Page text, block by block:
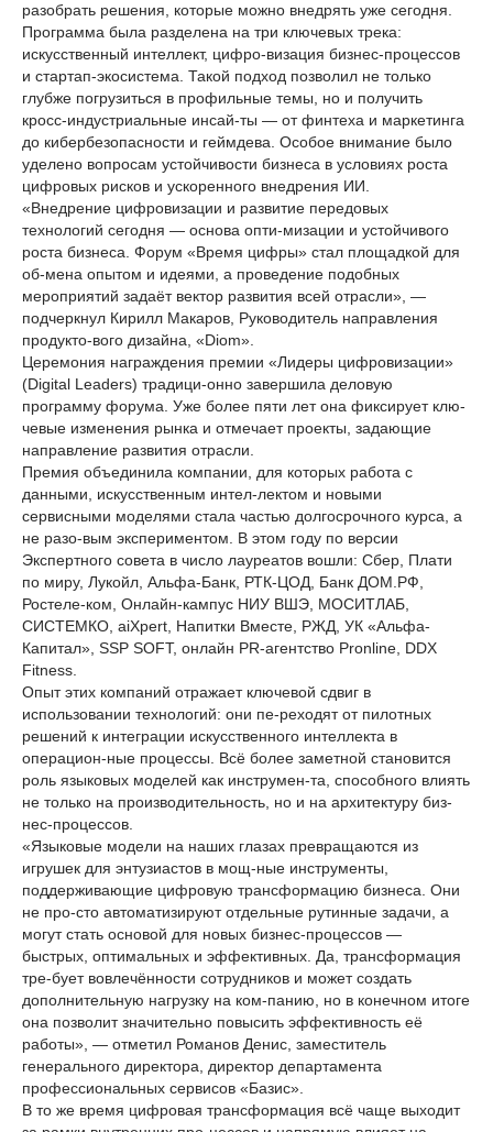
разобрать решения, которые можно внедрять уже сегодня.
Программа была разделена на три ключевых трека:
искусственный интеллект, цифро-визация бизнес‑процессов
и стартап‑экосистема. Такой подход позволил не только
глубже погрузиться в профильные темы, но и получить
кросс‑индустриальные инсай-ты — от финтеха и маркетинга
до кибербезопасности и геймдева. Особое внимание было
уделено вопросам устойчивости бизнеса в условиях роста
цифровых рисков и ускоренного внедрения ИИ.
«Внедрение цифровизации и развитие передовых
технологий сегодня — основа опти-мизации и устойчивого
роста бизнеса. Форум «Время цифры» стал площадкой для
об-мена опытом и идеями, а проведение подобных
мероприятий задаёт вектор развития всей отрасли», —
подчеркнул Кирилл Макаров, Руководитель направления
продукто-вого дизайна, «Diom».
Церемония награждения премии «Лидеры цифровизации»
(Digital Leaders) традици-онно завершила деловую
программу форума. Уже более пяти лет она фиксирует клю-
чевые изменения рынка и отмечает проекты, задающие
направление развития отрасли.
Премия объединила компании, для которых работа с
данными, искусственным интел-лектом и новыми
сервисными моделями стала частью долгосрочного курса, а
не разо-вым экспериментом. В этом году по версии
Экспертного совета в число лауреатов вошли: Сбер, Плати
по миру, Лукойл, Альфа-Банк, РТК-ЦОД, Банк ДОМ.РФ,
Ростеле-ком, Онлайн-кампус НИУ ВШЭ, МОСИТЛАБ,
СИСТЕМКО, aiXpert, Напитки Вместе, РЖД, УК «Альфа-
Капитал», SSP SOFT, онлайн PR-агентство Pronline, DDX
Fitness.
Опыт этих компаний отражает ключевой сдвиг в
использовании технологий: они пе-реходят от пилотных
решений к интеграции искусственного интеллекта в
операцион-ные процессы. Всё более заметной становится
роль языковых моделей как инструмен-та, способного влиять
не только на производительность, но и на архитектуру биз-
нес‑процессов.
«Языковые модели на наших глазах превращаются из
игрушек для энтузиастов в мощ-ные инструменты,
поддерживающие цифровую трансформацию бизнеса. Они
не про-сто автоматизируют отдельные рутинные задачи, а
могут стать основой для новых бизнес‑процессов —
быстрых, оптимальных и эффективных. Да, трансформация
тре-бует вовлечённости сотрудников и может создать
дополнительную нагрузку на ком-панию, но в конечном итоге
она позволит значительно повысить эффективность её
работы», — отметил Романов Денис, заместитель
генерального директора, директор департамента
профессиональных сервисов «Базис».
В то же время цифровая трансформация всё чаще выходит